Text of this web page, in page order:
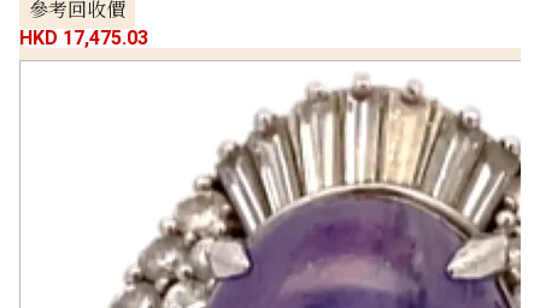
參考回收價
HKD 17,475.03